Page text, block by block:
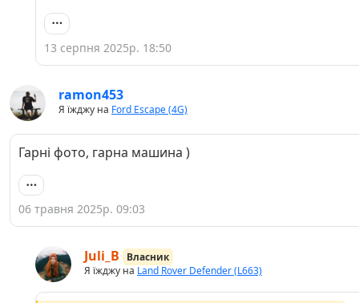
13 серпня 2025р. 18:50
ramon453
Я їжджу на Ford Escape (4G)
Гарні фото, гарна машина )
06 травня 2025р. 09:03
Juli_B
Власник
Я їжджу на Land Rover Defender (L663)